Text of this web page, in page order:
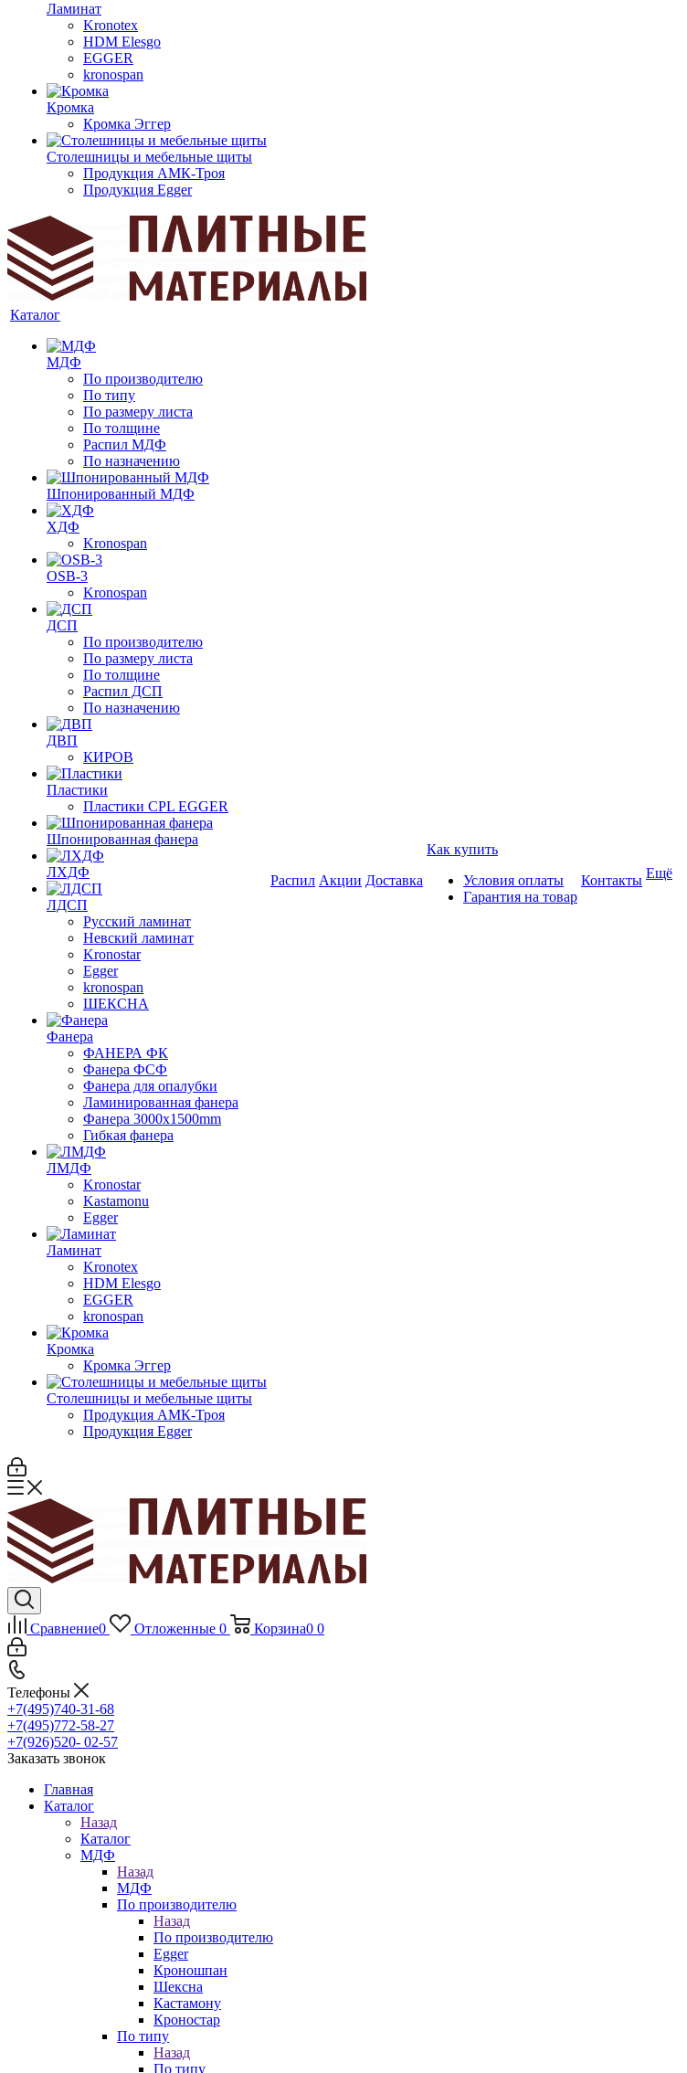
Ламинат
Kronotex
HDM Elesgo
EGGER
kronospan
Кромка
Кромка Эггер
Столешницы и мебельные щиты
Продукция АМК-Троя
Продукция Egger
Каталог
МДФ
По производителю
По типу
По размеру листа
По толщине
Распил МДФ
По назначению
Шпонированный МДФ
ХДФ
Kronospan
OSB-3
Kronospan
ДСП
По производителю
По размеру листа
По толщине
Распил ДСП
По назначению
ДВП
КИРОВ
Пластики
Пластики CPL EGGER
Шпонированная фанера
ЛХДФ
ЛДСП
Русский ламинат
Невский ламинат
Kronostar
Egger
kronospan
ШЕКСНА
Фанера
ФАНЕРА ФК
Фанера ФСФ
Фанера для опалубки
Ламинированная фанера
Фанера 3000х1500mm
Гибкая фанера
ЛМДФ
Kronostar
Kastamonu
Egger
Ламинат
Kronotex
HDM Elesgo
EGGER
kronospan
Кромка
Кромка Эггер
Столешницы и мебельные щиты
Продукция АМК-Троя
Продукция Egger
Распил Акции Доставка
Как купить
Условия оплаты
Гарантия на товар
Контакты Ещё
Сравнение0 Отложенные 0 Корзина0 0
Телефоны
+7(495)740-31-68
+7(495)772-58-27
+7(926)520- 02-57
Заказать звонок
Главная
Каталог
Назад
Каталог
МДФ
Назад
МДФ
По производителю
Назад
По производителю
Egger
Кроношпан
Шексна
Кастамону
Кроностар
По типу
Назад
По типу